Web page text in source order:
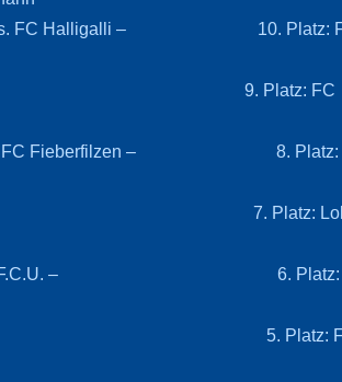
vs. FC Halligalli – 10. Platz:
FC
vs. FC Fieberfilzen – 8. Platz:
vs. F.C.U. – 6. Platz: